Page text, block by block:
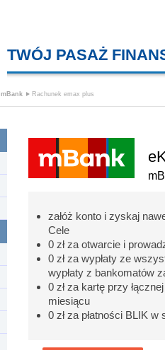
TWÓJ PASAŻ
mBank Rachunek emax plus
załóż konto i zyskaj
Cele
0 zł za otwarcie i
0 zł za wypłaty ze
wypłaty z bankomatów
0 zł za kartę przy
miesiącu
0 zł za płatności BLIK